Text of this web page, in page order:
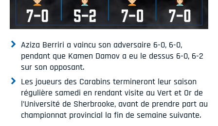
Aziza Berriri a vaincu son adversaire 6-0, 6-0,
pendant que Kamen Damov a eu le dessus 6-0, 6-2
sur son opposant.
Les joueurs des Carabins termineront leur saison
régulière samedi en rendant visite au Vert et Or de
l’Université de Sherbrooke, avant de prendre part au
championnat provincial la fin de semaine suivante.